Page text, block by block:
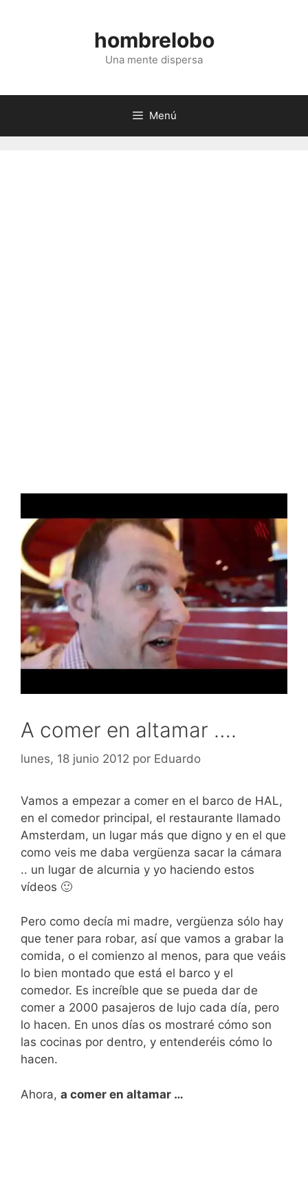
hombrelobo
Una mente dispersa
Menú
A comer en altamar ….
lunes, 18 junio 2012 por Eduardo
Vamos a empezar a comer en el barco de HAL,
en el comedor principal, el restaurante llamado
Amsterdam, un lugar más que digno y en el que
como veis me daba vergüenza sacar la cámara
.. un lugar de alcurnia y yo haciendo estos
vídeos 🙂
Pero como decía mi madre, vergüenza sólo hay
que tener para robar, así que vamos a grabar la
comida, o el comienzo al menos, para que veáis
lo bien montado que está el barco y el
comedor. Es increíble que se pueda dar de
comer a 2000 pasajeros de lujo cada día, pero
lo hacen. En unos días os mostraré cómo son
las cocinas por dentro, y entenderéis cómo lo
hacen.
Ahora, a comer en altamar …